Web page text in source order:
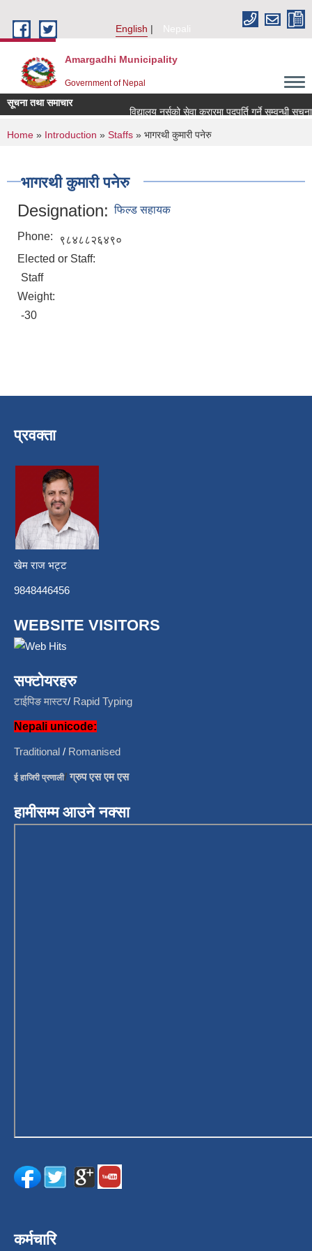
English
Nepali
Amargadhi Municipality
Government of Nepal
सूचना तथा समाचार
विद्यालय नर्सको सेवा करारमा पदपूर्ति गर्ने सम्वन्धी सूचना
You are here
Home » Introduction » Staffs » भागरथी कुमारी पनेरु
भागरथी कुमारी पनेरु
Designation: फिल्ड सहायक
Phone:
९८४८८२६४९०
Elected or Staff:
Staff
Weight:
-30
प्रवक्ता
खेम राज भट्ट
9848446456
WEBSITE VISITORS
सफ्टोयरहरु
टाईपिङ मास्टर/ Rapid Typing
Nepali unicode:
Traditional / Romanised
ई हाजिरी प्रणाली/ग्रुप एस एम एस
हामीसम्म आउने नक्सा
कर्मचारि